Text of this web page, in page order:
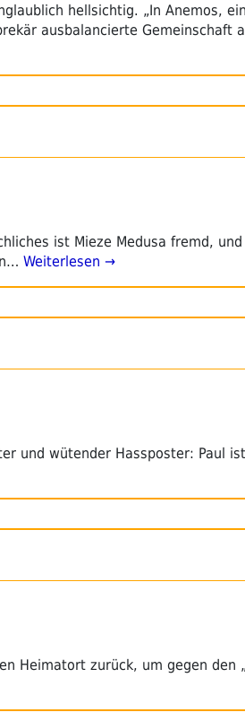
hellsichtig. „In Anemos,
ausbalancierte Gemeinschaft
ist Mieze Medusa fremd, und
Weiterlesen →
und wütender Hassposter: Paul
Heimatort zurück, um gegen den